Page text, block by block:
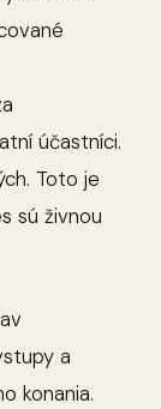
účastníci.
Toto je
sú živnou
a
konania.